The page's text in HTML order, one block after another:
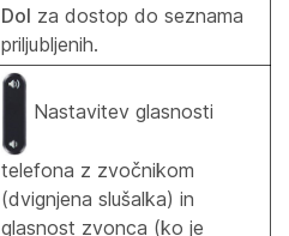
Dol za dostop do seznama
priljubljenih.
Nastavitev glasnosti
telefona z zvočnikom
(dvignjena slušalka) in
glasnost zvonca (ko je